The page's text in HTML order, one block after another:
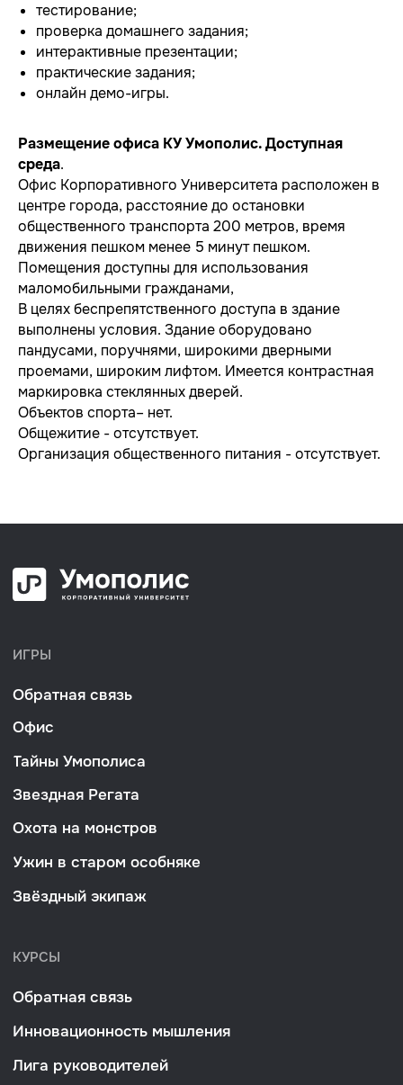
тестирование;
проверка домашнего задания;
интерактивные презентации;
практические задания;
онлайн демо-игры.
Размещение офиса КУ Умополис. Доступная
среда.
Офис Корпоративного Университета расположен в
центре города, расстояние до остановки
общественного транспорта 200 метров, время
движения пешком менее 5 минут пешком.
Помещения доступны для использования
маломобильными гражданами,
В целях беспрепятственного доступа в здание
выполнены условия. Здание оборудовано
пандусами, поручнями, широкими дверными
проемами, широким лифтом. Имеется контрастная
маркировка стеклянных дверей.
Объектов спорта– нет.
Общежитие - отсутствует.
Организация общественного питания - отсутствует.
Роль руководителя: коммуникации руководителя
Роль руководителя: постановка задач
Роль руководителя: планирование
Обратная связь
ИГРЫ
Офис
Звёздный экипаж
Ужин в старом особняке
Охота на монстров
Звездная Регата
Тайны Умополиса
Разработка курса под запрос
Брендирование игры
Проведение игры в вашей компании
Умополезное
КУРСЫ
info@umopolis.ru
Воровского, д.37
Подбор персонала для руководителя
Обратная связь
Сведения об организации